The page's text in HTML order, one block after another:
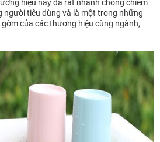
hiệu này đã rất nhanh chóng chiếm
người tiêu dùng và là một trong những
của các thương hiệu cùng ngành,